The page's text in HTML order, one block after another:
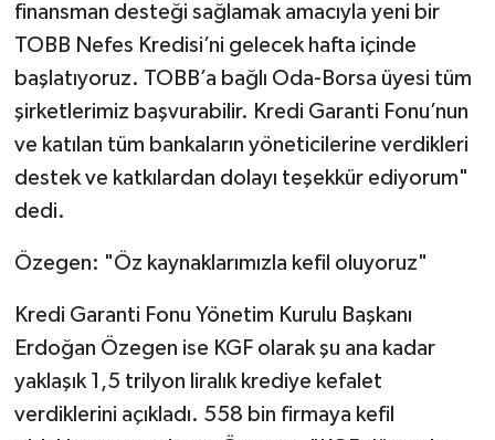
finansman desteği sağlamak amacıyla yeni bir
TOBB Nefes Kredisi’ni gelecek hafta içinde
başlatıyoruz. TOBB’a bağlı Oda-Borsa üyesi tüm
şirketlerimiz başvurabilir. Kredi Garanti Fonu’nun
ve katılan tüm bankaların yöneticilerine verdikleri
destek ve katkılardan dolayı teşekkür ediyorum"
dedi.
Özegen: "Öz kaynaklarımızla kefil oluyoruz"
Kredi Garanti Fonu Yönetim Kurulu Başkanı
Erdoğan Özegen ise KGF olarak şu ana kadar
yaklaşık 1,5 trilyon liralık krediye kefalet
verdiklerini açıkladı. 558 bin firmaya kefil